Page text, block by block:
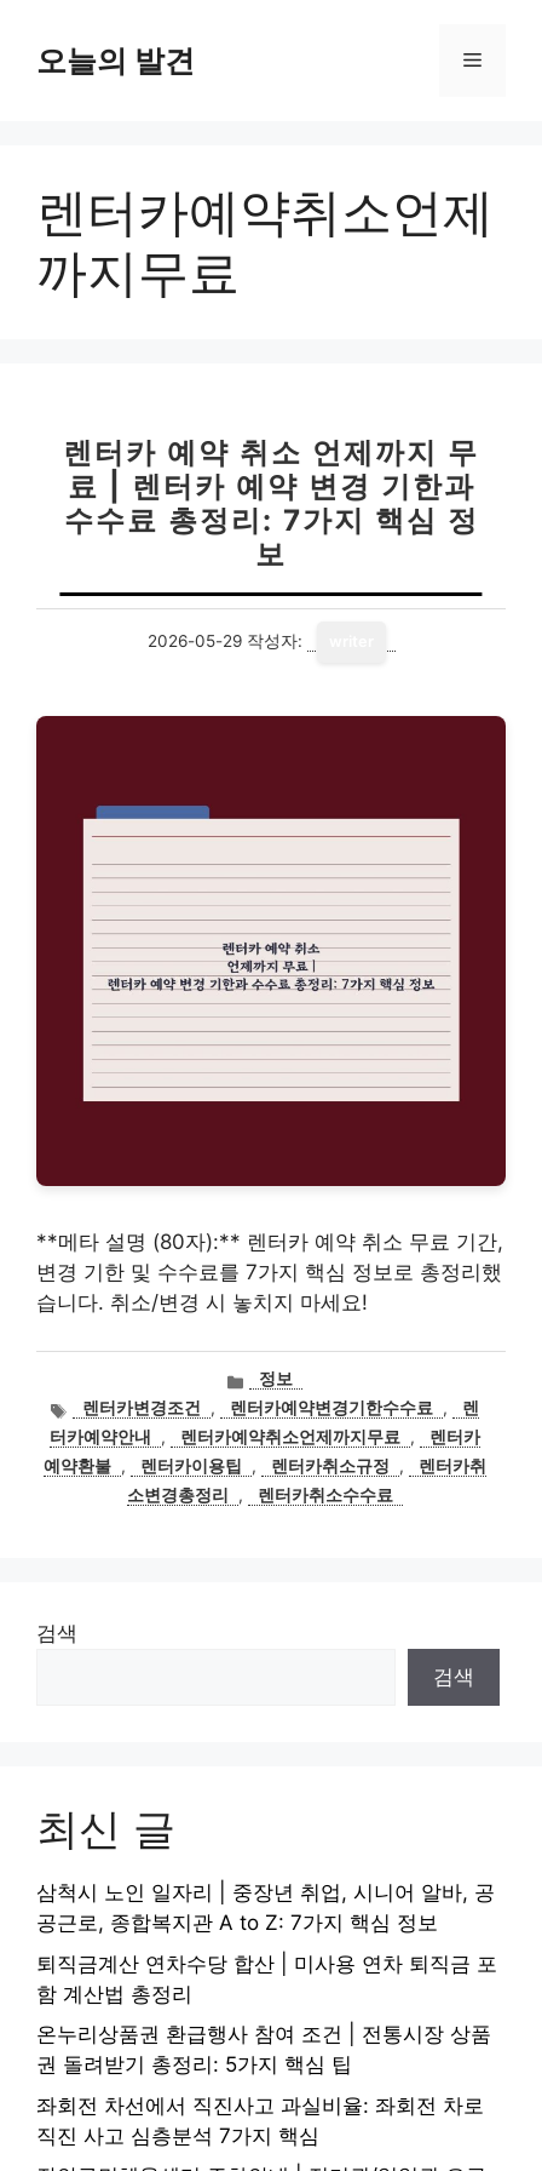
오늘의 발견 메
렌터카예약취소언제
까지무료
렌터카 예약 취소 언제까지 무
료 | 렌터카 예약 변경 기한과
수수료 총정리: 7가지 핵심 정
보
2026-05-29 작성자:
**메타 설명 (80자):** 렌터카 예약 취소 무료 기간,
변경 기한 및 수수료를 7가지 핵심 정보로 총정리했
습니다. 취소/변경 시 놓치지 마세요!
카
테
고
리
정보
태
그
렌터카변경조건 , 렌터카예약변경기한수수료 ,
렌
터카예약안내
, 렌터카예약취소언제까지무료 ,
렌터카
예약환불 , 렌터카이용팁 , 렌터카취소규정 ,
렌터카취
소변경총정리
, 렌터카취소수수료
검색
검색
최신 글
삼척시 노인 일자리 | 중장년 취업, 시니어 알바, 공
공근로, 종합복지관 A to Z: 7가지 핵심 정보
퇴직금계산 연차수당 합산 | 미사용 연차 퇴직금 포
함 계산법 총정리
온누리상품권 환급행사 참여 조건 | 전통시장 상품
권 돌려받기 총정리: 5가지 핵심 팁
좌회전 차선에서 직진사고 과실비율: 좌회전 차로
직진 사고 심층분석 7가지 핵심